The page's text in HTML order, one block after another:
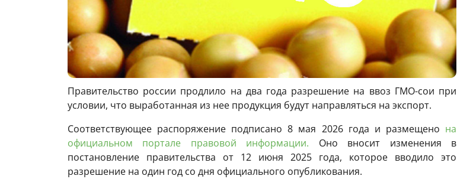
Правительство россии продлило на два года разрешение на ввоз ГМО-сои при
условии, что выработанная из нее продукция будут направляться на экспорт.
Соответствующее распоряжение подписано 8 мая 2026 года и размещено на
официальном портале правовой информации. Оно вносит изменения в
постановление правительства от 12 июня 2025 года, которое вводило это
разрешение на один год со дня официального опубликования.